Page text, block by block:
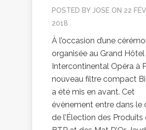
POSTED BYJOSE ON 22
2018
À l’occasion d’une
organisée au Grand Hôtel
Intercontinental Opéra à
nouveau filtre compact
a été mis en avant. Cet
évènement entre dans le
de l’Élection des Produits